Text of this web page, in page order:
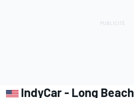
IndyCar - Long Beach